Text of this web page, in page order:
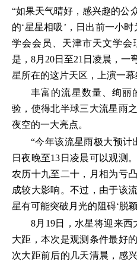
“如果天气晴好，感兴趣的公
的‘星星相吸’，日出前一小
学会会员、天津市天文学会
是，8月20日至21日凌晨，一
星所在的这片天区，上演一幕
丰富的流星数量、绚丽
验，使得北半球三大流星雨
夜空的一大亮点。
“今年该流星雨极大预计
日夜晚至13日凌晨可以观测
农历十九至二十，月相为亏
成较大影响。不过，由于该
星有可能突破月光的阻碍‘脱
8月19日，水星将迎来
大距，本次是观测条件最好
次大距前后的几天清晨，感